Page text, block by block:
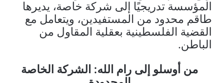
المؤسسة تدريجيًا إلى شركة خاصة، يديرها
طاقم محدود من المستفيدين، ويتعامل مع
القضية الفلسطينية بعقلية المقاول من
الباطن.
من أوسلو إلى رام الله: الشركة الخاصة